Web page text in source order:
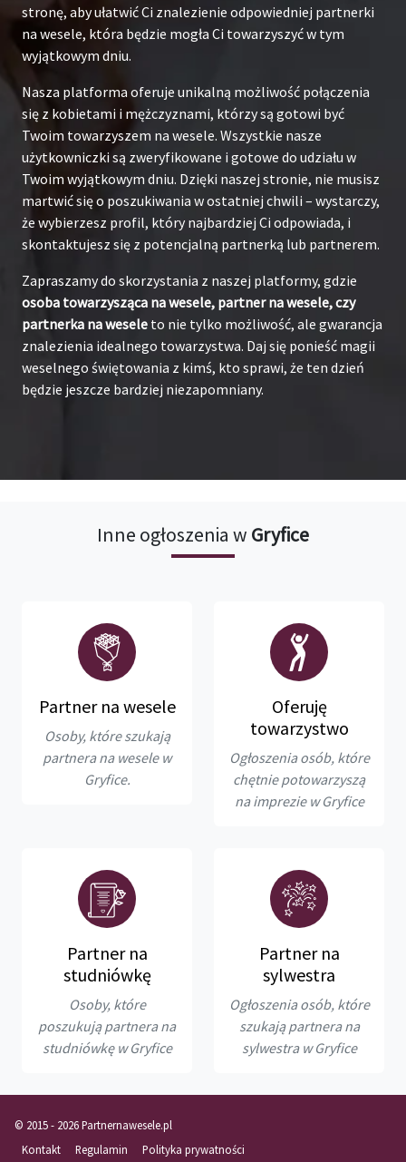
stronę, aby ułatwić Ci znalezienie odpowiedniej partnerki
na wesele, która będzie mogła Ci towarzyszyć w tym
wyjątkowym dniu.
Nasza platforma oferuje unikalną możliwość połączenia
się z kobietami i mężczyznami, którzy są gotowi być
Twoim towarzyszem na wesele. Wszystkie nasze
użytkowniczki są zweryfikowane i gotowe do udziału w
Twoim wyjątkowym dniu. Dzięki naszej stronie, nie musisz
martwić się o poszukiwania w ostatniej chwili – wystarczy,
że wybierzesz profil, który najbardziej Ci odpowiada, i
skontaktujesz się z potencjalną partnerką lub partnerem.
Zapraszamy do skorzystania z naszej platformy, gdzie
osoba towarzysząca na wesele, partner na wesele, czy
partnerka na wesele to nie tylko możliwość, ale gwarancja
znalezienia idealnego towarzystwa. Daj się ponieść magii
weselnego świętowania z kimś, kto sprawi, że ten dzień
będzie jeszcze bardziej niezapomniany.
Inne ogłoszenia w Gryfice
Partner na wesele
Osoby, które szukają
partnera na wesele w
Gryfice.
Oferuję
towarzystwo
Ogłoszenia osób, które
chętnie potowarzyszą
na imprezie w Gryfice
Partner na
studniówkę
Osoby, które
poszukują partnera na
studniówkę w Gryfice
Partner na
sylwestra
Ogłoszenia osób, które
szukają partnera na
sylwestra w Gryfice
© 2015 - 2026 Partnernawesele.pl
Kontakt
Regulamin Polityka prywatności